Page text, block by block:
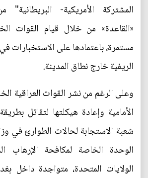
المشتركة الأمريكية-
«القاعدة» من خلال قيام القوات
مستمرة، باعتمادها على الاستخبارات
الريفية خارج نطاق المدينة.
وعلى الرغم من نشر القوات العراقية
الأمامية وإعادة هيكلتها لتقاتل
شعبة الاستجابة لحالات الطوارئ في
الوحدة الخاصة لمكافحة الإرهاب
الولايات المتحدة، متواجدة داخل